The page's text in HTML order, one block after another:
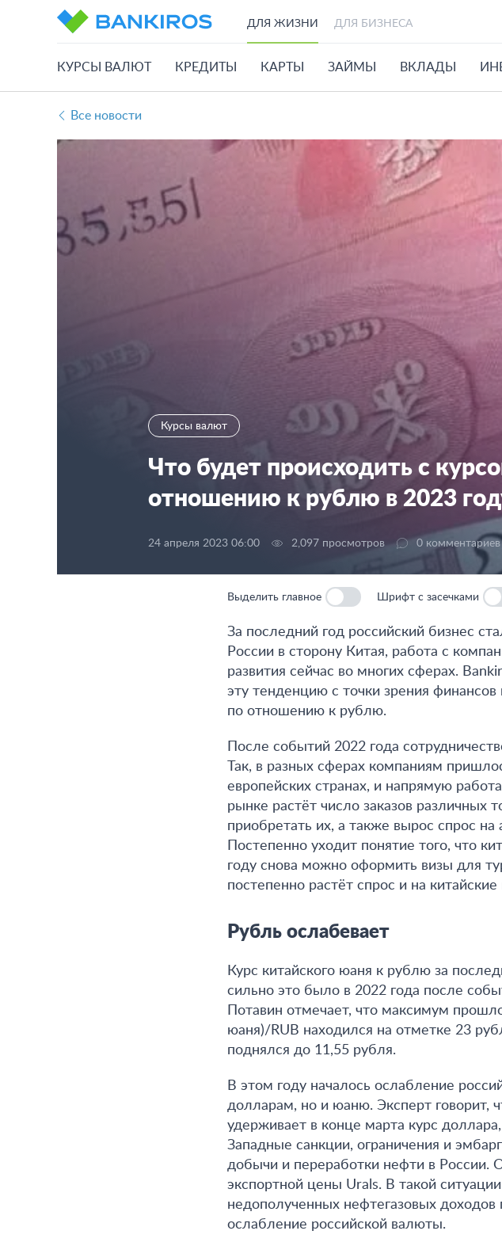
ДЛЯ ЖИЗНИ ДЛЯ БИЗНЕСА
КУРСЫ ВАЛЮТ КРЕДИТЫ КАРТЫ ЗАЙМЫ ВКЛАДЫ
Все новости
Курсы валют
Что будет происходить с
отношению к рублю в 2023
24 апреля 2023 06:00 2,097 просмотров 0 комментариев
Выделить главное Шрифт с засечками
За последний год российский бизнес
России в сторону Китая, работа с
развития сейчас во многих сферах.
эту тенденцию с точки зрения финансов
по отношению к рублю.
После событий 2022 года
Так, в разных сферах компаниям
европейских странах, и напрямую
рынке растёт число заказов различных
приобретать их, а также вырос спрос на
Постепенно уходит понятие того, что
году снова можно оформить визы для
постепенно растёт спрос и на
Рубль ослабевает
Курс китайского юаня к рублю за
сильно это было в 2022 года после
Потавин отмечает, что максимум
юаня)/RUB находился на отметке 23
поднялся до 11,55 рубля.
В этом году началось ослабление
долларам, но и юаню. Эксперт говорит,
удерживает в конце марта курс
Западные санкции, ограничения и
добычи и переработки нефти в России.
экспортной цены Urals. В такой
недополученных нефтегазовых
ослабление российской валюты.